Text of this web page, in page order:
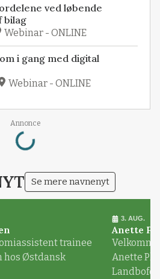
ved løbende
bilag
Webinar - ONLINE
i gang med digital
Webinar - ONLINE
Annonce
Loading...
Se mere navnenyt
trainee
hos Østdansk
3. AUG.
Anette
Anette